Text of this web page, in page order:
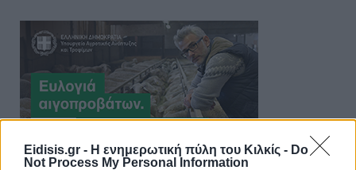
Eidisis.gr - Η ενημερωτική πύλη του Κιλκίς - Do
Not Process My Personal Information